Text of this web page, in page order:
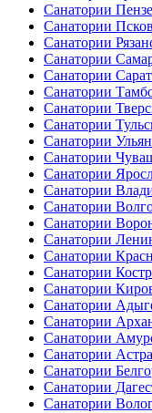
Санатории
Санатории
Санатории
Санатории
Санатории
Санатории
Санатории
Санатории
Санатории
Санатории
Санатории
Санатории
Санатории
Санатории
Санатории
Санатории
Санатории
Санатории
Санатории
Санатории
Санатории
Санатории
Санатории
Санатории
Санатории